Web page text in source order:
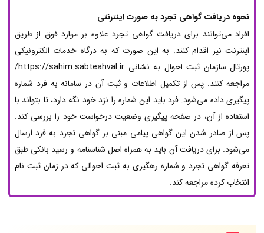
نحوه دریافت گواهی تجرد به صورت اینترنتی
افراد می‌توانند برای دریافت گواهی تجرد علاوه بر موارد فوق از طریق
اینترنت نیز اقدام کنند. به این صورت که به درگاه خدمات الکترونیکی
پورتال سازمان ثبت احوال به نشانی https://sahim.sabteahval.ir/
مراجعه کنند. پس از تکمیل اطلاعات و ثبت آن در سامانه به فرد شماره
پیگیری داده می‌شود. فرد باید این شماره را نزد خود نگه دارد، تا بتواند با
استفاده از آن، در صفحه پیگیری وضعیت درخواست خود را بررسی کند.
پس از صادر شدن این گواهی پیامی مبنی بر گواهی تجرد به فرد ارسال
می‌شود. برای دریافت آن باید به همراه اصل شناسنامه و رسید بانکی طبق
تعرفه گواهی تجرد و شماره رهگیری به ثبت احوالی که در زمان ثبت نام
انتخاب کرده مراجعه کند.